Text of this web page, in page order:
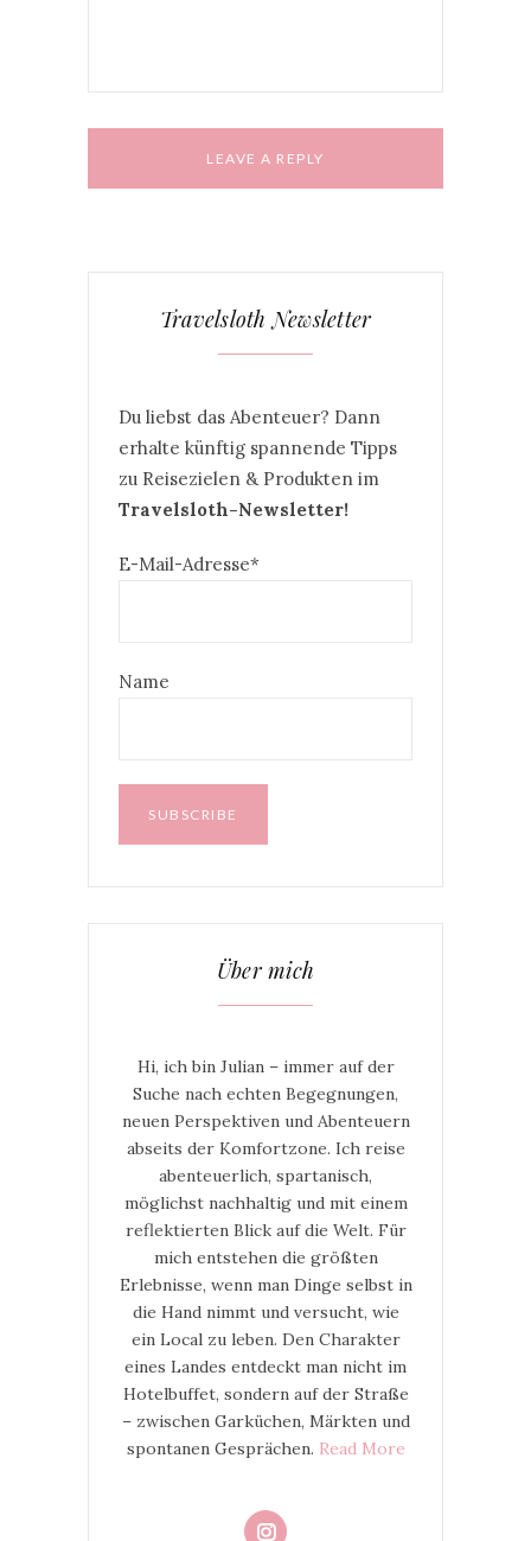
Travelsloth Newsletter
Du liebst das Abenteuer? Dann
erhalte künftig spannende Tipps
zu Reisezielen & Produkten im
Travelsloth-Newsletter!
E-Mail-Adresse*
Name
Über mich
Hi, ich bin Julian – immer auf der
Suche nach echten Begegnungen,
neuen Perspektiven und Abenteuern
abseits der Komfortzone. Ich reise
abenteuerlich, spartanisch,
möglichst nachhaltig und mit einem
reflektierten Blick auf die Welt. Für
mich entstehen die größten
Erlebnisse, wenn man Dinge selbst in
die Hand nimmt und versucht, wie
ein Local zu leben. Den Charakter
eines Landes entdeckt man nicht im
Hotelbuffet, sondern auf der Straße
– zwischen Garküchen, Märkten und
spontanen Gesprächen. Read More